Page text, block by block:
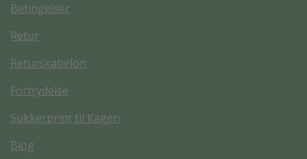
Betingelser
Retur
Returskabelon
Fortrydelse
Sukkerprint til Kagen
Blog